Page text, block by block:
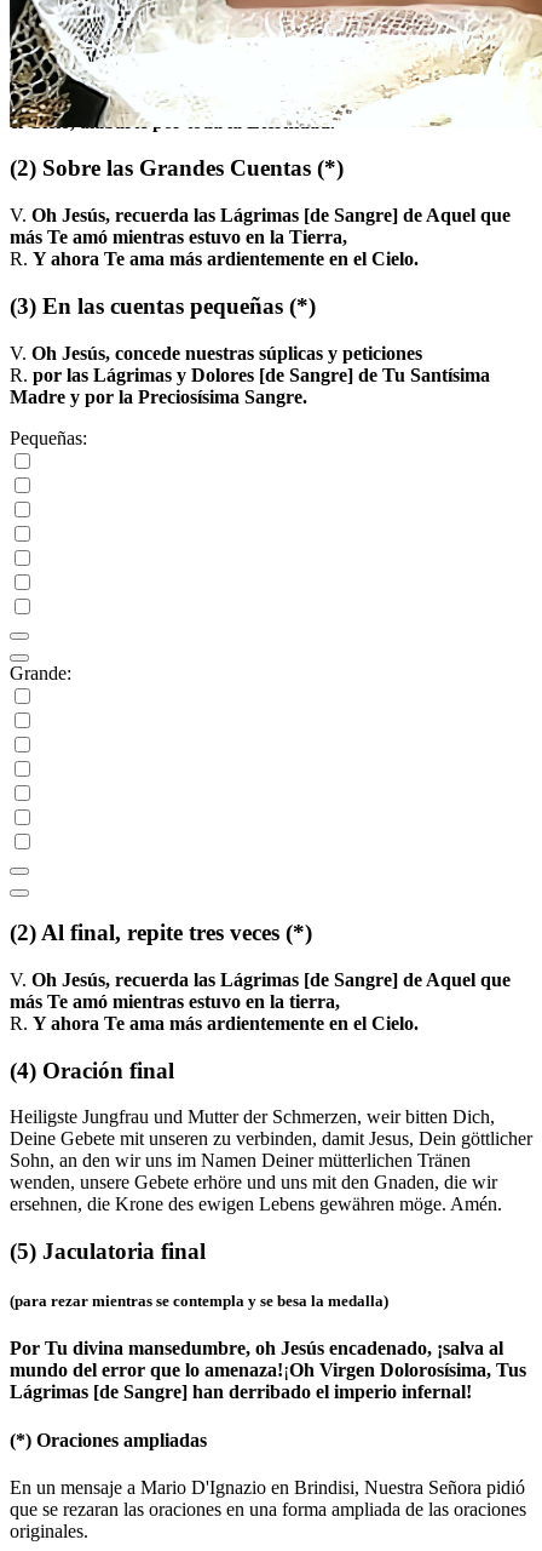
Aquí estamos a Tus pies, oh dulcísimo Jesús Crucificado, para
ofrecerte las lágrimas de quien, con tanto amor, Te acompañó
en el doloroso camino del Calvario. Haz, oh buen Maestro, que
sepamos aprovechar la lección que nos enseñan, para que en la
Tierra, cumpliendo Tu Santísima Voluntad, podamos un día, en
el Cielo, alabarte por toda la Eternidad.
(2) Sobre las Grandes Cuentas (*)
V. Oh Jesús, recuerda las Lágrimas [de Sangre] de Aquel que
más Te amó mientras estuvo en la Tierra,
R. Y ahora Te ama más ardientemente en el Cielo.
(3) En las cuentas pequeñas (*)
V. Oh Jesús, concede nuestras súplicas y peticiones
R. por las Lágrimas y Dolores [de Sangre] de Tu Santísima
Madre y por la Preciosísima Sangre.
Pequeñas:
Grande:
(2)Al final, repite tres veces (*)
V. Oh Jesús, recuerda las Lágrimas [de Sangre] de Aquel que
más Te amó mientras estuvo en la tierra,
R. Y ahora Te ama más ardientemente en el Cielo.
(4) Oración final
Heiligste Jungfrau und Mutter der Schmerzen, weir bitten Dich,
Deine Gebete mit unseren zu verbinden, damit Jesus, Dein göttlicher
Sohn, an den wir uns im Namen Deiner mütterlichen Tränen
wenden, unsere Gebete erhöre und uns mit den Gnaden, die wir
ersehnen, die Krone des ewigen Lebens gewähren möge. Amén.
(5) Jaculatoria final
(para rezar mientras se contempla y se besa la medalla)
Por Tu divina mansedumbre, oh Jesús encadenado, ¡salva al
mundo del error que lo amenaza!¡Oh Virgen Dolorosísima, Tus
Lágrimas [de Sangre] han derribado el imperio infernal!
(*) Oraciones ampliadas
En un mensaje a Mario D'Ignazio en Brindisi, Nuestra Señora pidió
que se rezaran las oraciones en una forma ampliada de las oraciones
originales.